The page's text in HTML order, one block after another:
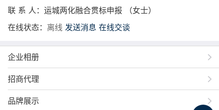
联 系 人：运城两化融合贯标申报 （女士）
在线状态： 离线 发送消息 在线交谈
企业相册
招商代理
品牌展示